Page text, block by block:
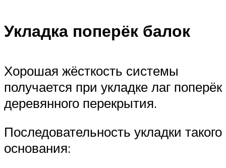
Укладка поперёк балок
Хорошая жёсткость системы
получается при укладке лаг поперёк
деревянного перекрытия.
Последовательность укладки такого
основания: